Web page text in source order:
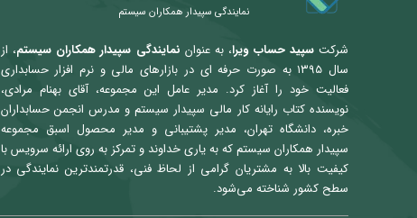
نمایندگی سپیدار همکاران سیستم
شرکتسپید حساب ویرا، به عنوان نمایندگی سپیدار همکاران سیستم، از
سال ۱۳۹۵ به صورت حرفه ای در بازارهای مالی و نرم افزار حسابداری
فعالیت خود را آغاز کرد. مدیر عامل این مجموعه، آقای بهنام مرادی،
نویسنده کتاب رایانه کار مالی سپیدار سیستم و مدرس انجمن حسابداران
خبره، دانشگاه تهران، مدیر پشتیبانی و مدیر محصول اسبق مجموعه
سپیدار همکاران سیستم که به یاری خداوند و تمرکز به روی ارائه سرویس با
کیفیت بالا به مشتریان گرامی از لحاظ فنی، قدرتمندترین نمایندگی در
سطح کشور شناخته می‌شود.